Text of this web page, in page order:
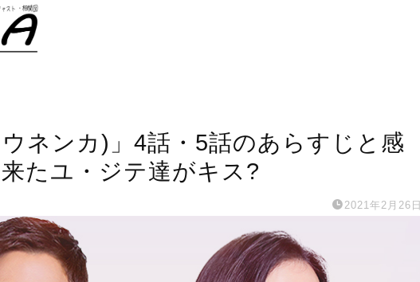
ウネンカ)」4話・5話のあらすじと感
たユ・ジテ達がキス?
2021年2月26日